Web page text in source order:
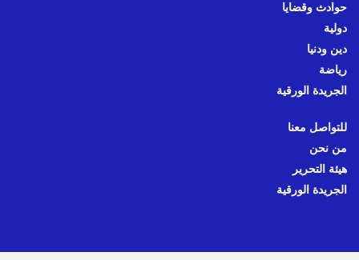
حوادث وقضايا
دولية
دين ودنيا
رياضة
الجريدة الورقية
للتواصل معنا
من نحن
هيئة التحرير
الجريدة الورقية